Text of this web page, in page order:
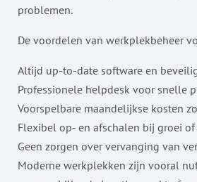
problemen.
De voordelen van werkplekbeheer
Altijd up-to-date software en
Professionele helpdesk voor snelle
Voorspelbare maandelijkse kosten
Flexibel op- en afschalen bij groei
Geen zorgen over vervanging van
Moderne werkplekken zijn vooral